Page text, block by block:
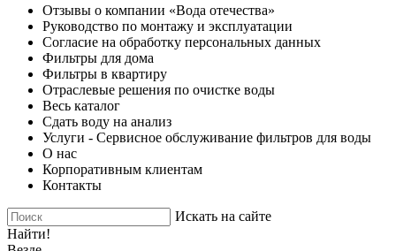
Отзывы о компании «Вода отечества»
Руководство по монтажу и эксплуатации
Согласие на обработку персональных данных
Фильтры для дома
Фильтры в квартиру
Отраслевые решения по очистке воды
Весь каталог
Сдать воду на анализ
Услуги - Сервисное обслуживание фильтров для воды
О нас
Корпоративным клиентам
Контакты
Искать на сайте
Найти!